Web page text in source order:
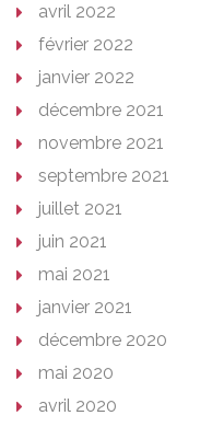
avril 2022
février 2022
janvier 2022
décembre 2021
novembre 2021
septembre 2021
juillet 2021
juin 2021
mai 2021
janvier 2021
décembre 2020
mai 2020
avril 2020